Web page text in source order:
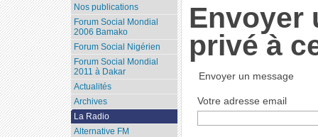
Envoyer
privé à
Envoyer un message
Votre adresse email
Nos publications
Forum Social Mondial
2006 Bamako
Forum Social Nigérien
Forum Social Mondial
2011 à Dakar
Actualités
Archives
La Radio
Alternative FM